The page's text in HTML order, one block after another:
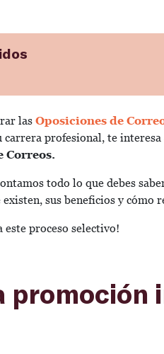
las Oposiciones de
profesional, te interesa
Correos.
todo lo que debes
sus beneficios y cómo
este proceso selectivo!
promoción